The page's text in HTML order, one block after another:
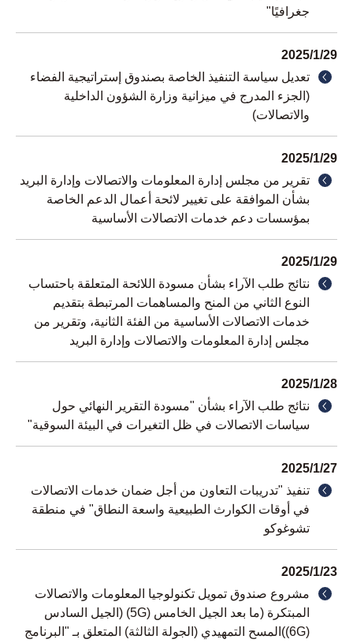
جغرافيًا"
2025/1/29
تعديل سياسة التنفيذ الخاصة بصندوق إستراتيجية الفضاء
(الجزء المدرج في ميزانية وزارة الشؤون الداخلية
والاتصالات)
2025/1/29
تقرير من مجلس إدارة المعلومات والاتصالات وإدارة البريد
بشأن الموافقة على تغيير لائحة أعمال الدعم الخاصة
بمؤسسات دعم خدمات الاتصالات الأساسية
2025/1/29
نتائج طلب الآراء بشأن مسودة اللائحة المتعلقة باحتساب
النوع الثاني من المنح والمساهمات المرتبطة بتقديم
خدمات الاتصالات الأساسية من الفئة الثانية، وتقرير من
مجلس إدارة المعلومات والاتصالات وإدارة البريد
2025/1/28
نتائج طلب الآراء بشأن "مسودة التقرير النهائي حول
سياسات الاتصالات في ظل التغيرات في البيئة السوقية"
2025/1/27
تنفيذ "تدريبات التعاون من أجل ضمان خدمات الاتصالات
في أوقات الكوارث الطبيعية واسعة النطاق" في منطقة
تشوغوكو
2025/1/23
مشروع صندوق تمويل تكنولوجيا المعلومات والاتصالات
المبتكرة (ما بعد الجيل الخامس (5G) (الجيل السادس
(6G))المسح التمهيدي (الجولة الثالثة) المتعلق بـ "البرنامج